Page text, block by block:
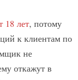
18 лет, потому
к клиентам по
не
откажут в